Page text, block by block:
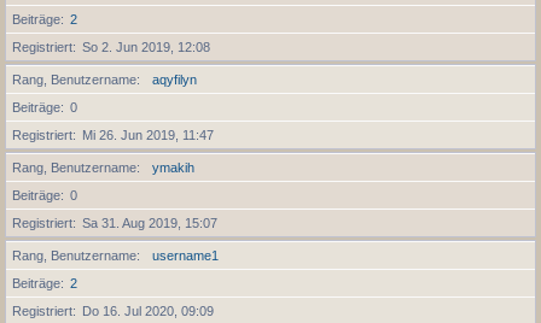
Beiträge
2
Registriert
So 2. Jun 2019, 12:08
Rang, Benutzername
aqyfilyn
Beiträge
0
Registriert
Mi 26. Jun 2019, 11:47
Rang, Benutzername
ymakih
Beiträge
0
Registriert
Sa 31. Aug 2019, 15:07
Rang, Benutzername
username1
Beiträge
2
Registriert
Do 16. Jul 2020, 09:09